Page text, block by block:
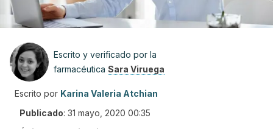
Escrito y verificado por la
farmacéutica Sara Viruega
Escrito por Karina Valeria Atchian
Publicado: 31 mayo, 2020 00:35